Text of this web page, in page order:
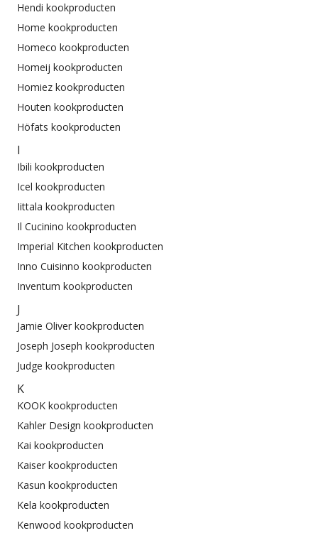
Hendi kookproducten
Home kookproducten
Homeco kookproducten
Homeij kookproducten
Homiez kookproducten
Houten kookproducten
Höfats kookproducten
I
Ibili kookproducten
Icel kookproducten
Iittala kookproducten
Il Cucinino kookproducten
Imperial Kitchen kookproducten
Inno Cuisinno kookproducten
Inventum kookproducten
J
Jamie Oliver kookproducten
Joseph Joseph kookproducten
Judge kookproducten
K
KOOK kookproducten
Kahler Design kookproducten
Kai kookproducten
Kaiser kookproducten
Kasun kookproducten
Kela kookproducten
Kenwood kookproducten